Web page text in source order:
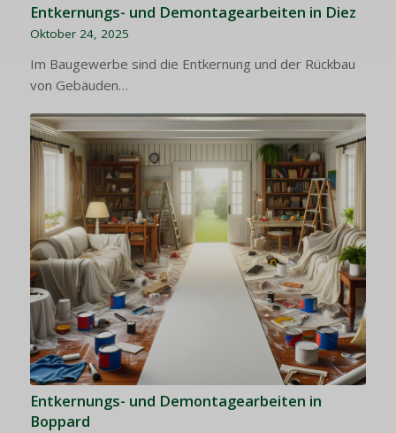
Entkernungs- und Demontagearbeiten in Diez
Oktober 24, 2025
Im Baugewerbe sind die Entkernung und der Rückbau
von Gebäuden…
Entkernungs- und Demontagearbeiten in
Boppard